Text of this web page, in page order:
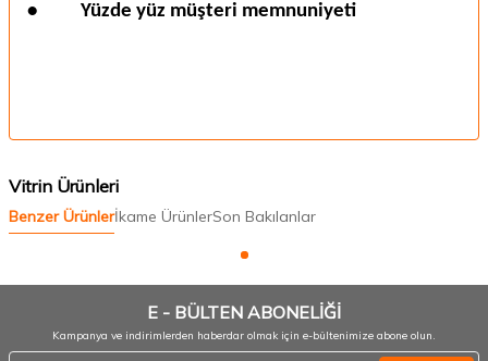
•
Yüzde yüz müşteri memnuniyeti
Vitrin Ürünleri
Benzer Ürünlerİkame ÜrünlerSon Bakılanlar
E - BÜLTEN ABONELİĞİ
Kampanya ve indirimlerden haberdar olmak için e-bültenimize abone olun.